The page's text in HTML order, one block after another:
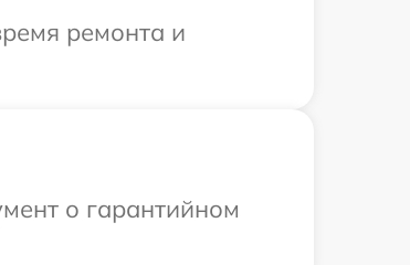
ремонта и
о гарантийном